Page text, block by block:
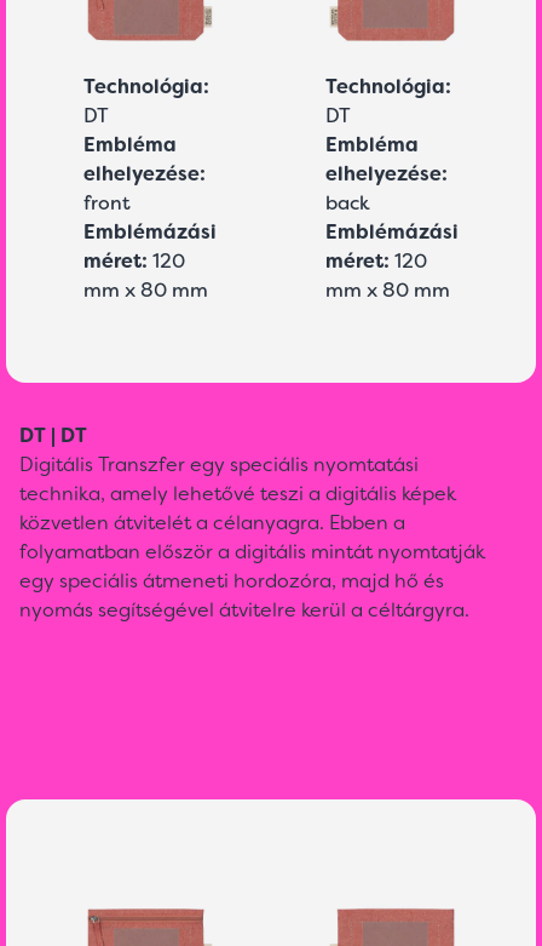
Technológia:
DT
Embléma
elhelyezése:
front
Emblémázási
méret: 120
mm x 80 mm
Technológia:
DT
Embléma
elhelyezése:
back
Emblémázási
méret: 120
mm x 80 mm
DT | DT
Digitális Transzfer egy speciális nyomtatási
technika, amely lehetővé teszi a digitális képek
közvetlen átvitelét a célanyagra. Ebben a
folyamatban először a digitális mintát nyomtatják
egy speciális átmeneti hordozóra, majd hő és
nyomás segítségével átvitelre kerül a céltárgyra.